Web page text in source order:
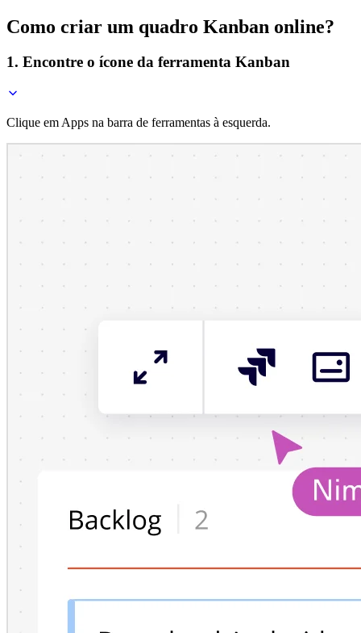
Como criar um quadro Kanban online?
1. Encontre o ícone da ferramenta Kanban
Clique em Apps na barra de ferramentas à esquerda.